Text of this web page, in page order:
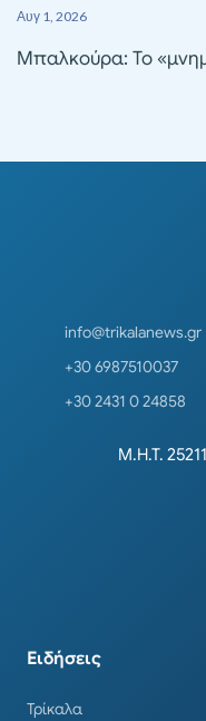
Αυγ 1, 2026
Μπαλκούρα: Το
info@trikalanews.gr
+30 6987510037
+30 2431 0 24858
Μ.Η.Τ.
Ειδήσεις
Τρίκαλα